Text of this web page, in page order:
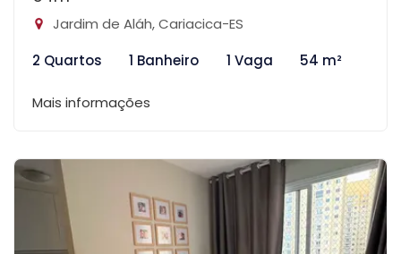
Jardim de Aláh, Cariacica-ES
2 Quartos
1 Banheiro 1 Vaga 54 m²
Mais informações